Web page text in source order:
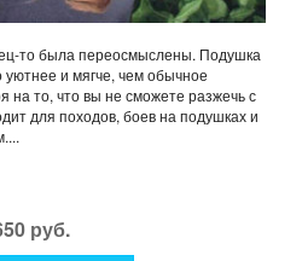
то была переосмыслены. Подушка
и мягче, чем обычное
на то, что вы не сможете разжечь с
для походов, боев на подушках и
руб.